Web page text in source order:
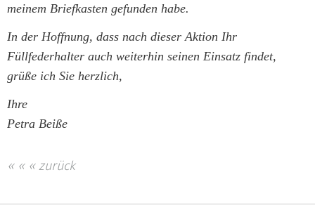
meinem Briefkasten gefunden habe.
In der Hoffnung, dass nach dieser Aktion Ihr
Füllfederhalter auch weiterhin seinen Einsatz findet,
grüße ich Sie herzlich,
Ihre
Petra Beiße
« « « zurück